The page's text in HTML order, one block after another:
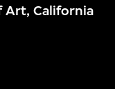
Art, California